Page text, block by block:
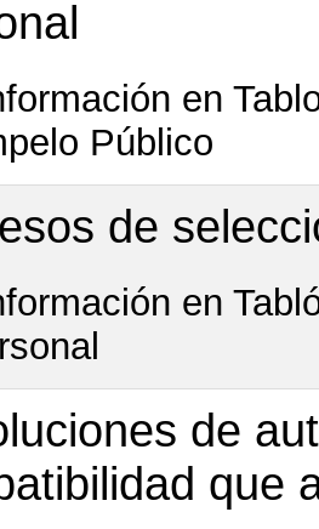
en
Público
de
en
de
que